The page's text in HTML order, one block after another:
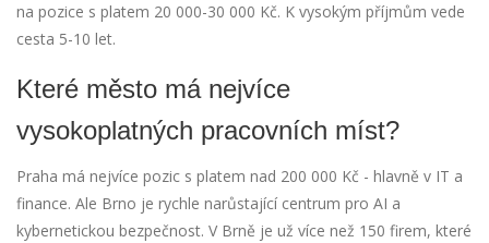
na pozice s platem 20 000-30 000 Kč. K vysokým příjmům vede
cesta 5-10 let.
Které město má nejvíce
vysokoplatných pracovních míst?
Praha má nejvíce pozic s platem nad 200 000 Kč - hlavně v IT a
finance. Ale Brno je rychle narůstající centrum pro AI a
kybernetickou bezpečnost. V Brně je už více než 150 firem, které